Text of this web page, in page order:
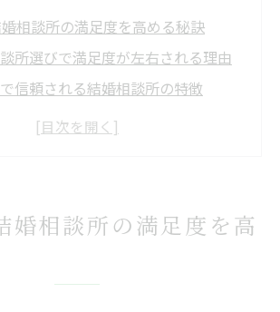
相談所の満足度を高める秘訣
所選びで満足度が左右される理由
信頼される結婚相談所の特徴
が高い結婚相談所の共通点とは
結婚相談所で納得の出会いを実現
ら知っておきたい結婚相談所選び
談所の満足度は何で決まるのか
婚相談所の満足度を高